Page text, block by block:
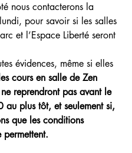
nous contacterons la
pour savoir si les salles
et l’Espace Liberté seront
évidences, même si elles
cours en salle de Zen
reprendront pas avant le
plus tôt, et seulement si,
que les conditions
permettent.